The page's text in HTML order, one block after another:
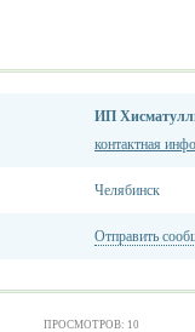
ИП
контактная
Челябинск
Отправить
ПРОСМОТРОВ: 10